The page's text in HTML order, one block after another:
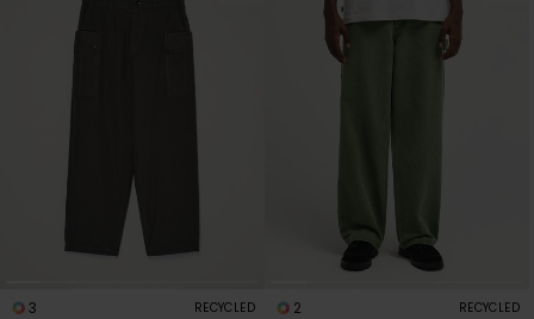
3 RECYCLED 2 RECYCLED